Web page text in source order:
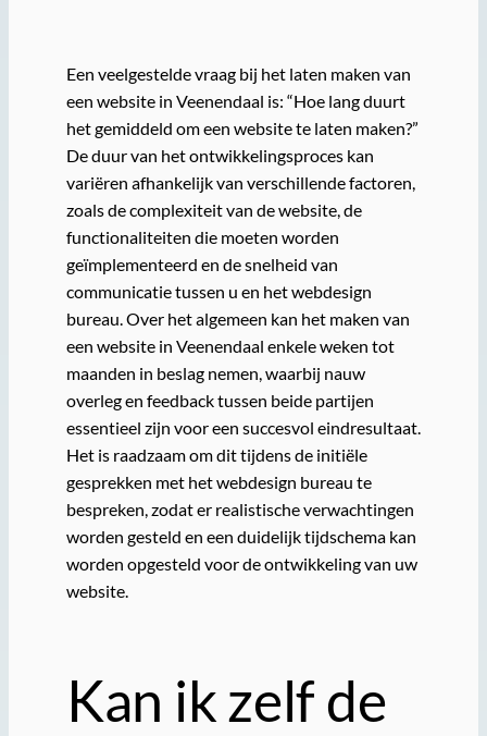
Een veelgestelde vraag bij het laten maken van
een website in Veenendaal is: “Hoe lang duurt
het gemiddeld om een website te laten maken?”
De duur van het ontwikkelingsproces kan
variëren afhankelijk van verschillende factoren,
zoals de complexiteit van de website, de
functionaliteiten die moeten worden
geïmplementeerd en de snelheid van
communicatie tussen u en het webdesign
bureau. Over het algemeen kan het maken van
een website in Veenendaal enkele weken tot
maanden in beslag nemen, waarbij nauw
overleg en feedback tussen beide partijen
essentieel zijn voor een succesvol eindresultaat.
Het is raadzaam om dit tijdens de initiële
gesprekken met het webdesign bureau te
bespreken, zodat er realistische verwachtingen
worden gesteld en een duidelijk tijdschema kan
worden opgesteld voor de ontwikkeling van uw
website.
Kan ik zelf de